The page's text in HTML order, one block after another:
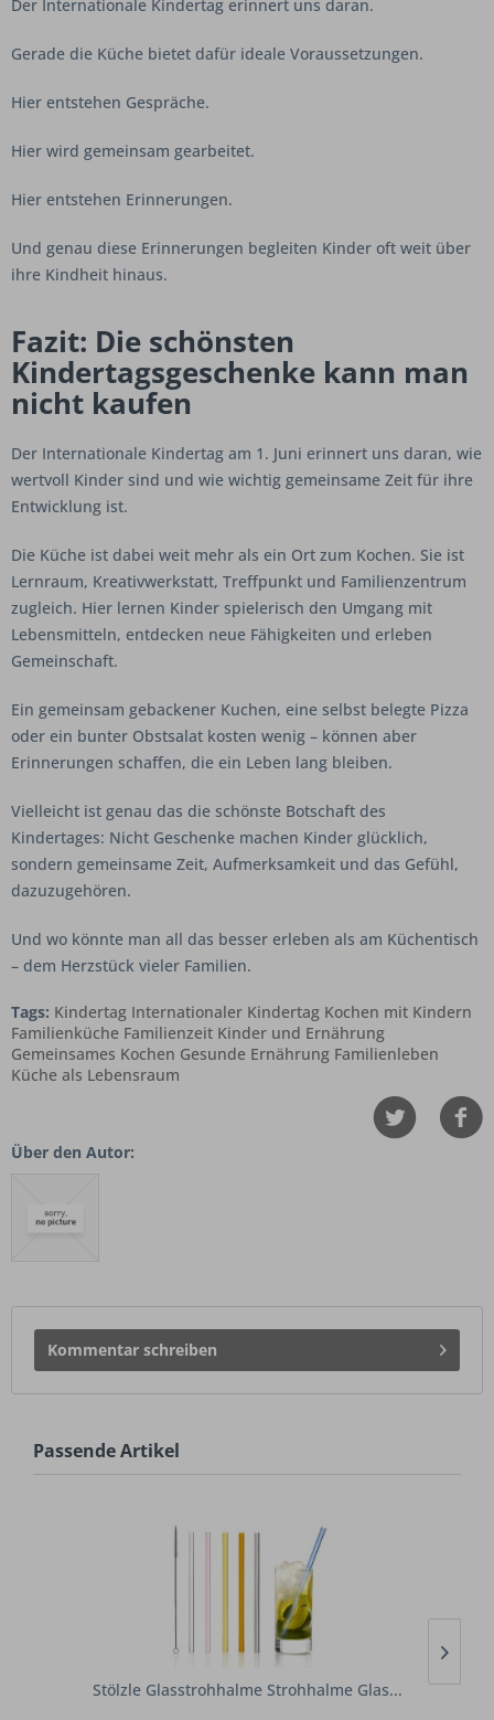
Der Internationale Kindertag erinnert uns daran.
Gerade die Küche bietet dafür ideale Voraussetzungen.
Hier entstehen Gespräche.
Hier wird gemeinsam gearbeitet.
Hier entstehen Erinnerungen.
Und genau diese Erinnerungen begleiten Kinder oft weit über
ihre Kindheit hinaus.
Fazit: Die schönsten
Kindertagsgeschenke kann man
nicht kaufen
Der Internationale Kindertag am 1. Juni erinnert uns daran, wie
wertvoll Kinder sind und wie wichtig gemeinsame Zeit für ihre
Entwicklung ist.
Die Küche ist dabei weit mehr als ein Ort zum Kochen. Sie ist
Lernraum, Kreativwerkstatt, Treffpunkt und Familienzentrum
zugleich. Hier lernen Kinder spielerisch den Umgang mit
Lebensmitteln, entdecken neue Fähigkeiten und erleben
Gemeinschaft.
Ein gemeinsam gebackener Kuchen, eine selbst belegte Pizza
oder ein bunter Obstsalat kosten wenig – können aber
Erinnerungen schaffen, die ein Leben lang bleiben.
Vielleicht ist genau das die schönste Botschaft des
Kindertages: Nicht Geschenke machen Kinder glücklich,
sondern gemeinsame Zeit, Aufmerksamkeit und das Gefühl,
dazuzugehören.
Und wo könnte man all das besser erleben als am Küchentisch
– dem Herzstück vieler Familien.
Tags: Kindertag Internationaler Kindertag Kochen mit Kindern
Familienküche Familienzeit Kinder und Ernährung
Gemeinsames Kochen Gesunde Ernährung Familienleben
Küche als Lebensraum
Über den Autor:
Kommentar schreiben
Passende Artikel
Stölzle Glasstrohhalme Strohhalme Glas...